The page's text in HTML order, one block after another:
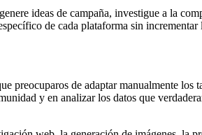
ideas de campaña, investigue a la
de cada plataforma sin
preocuparos de adaptar manualmente los
y en analizar los datos que